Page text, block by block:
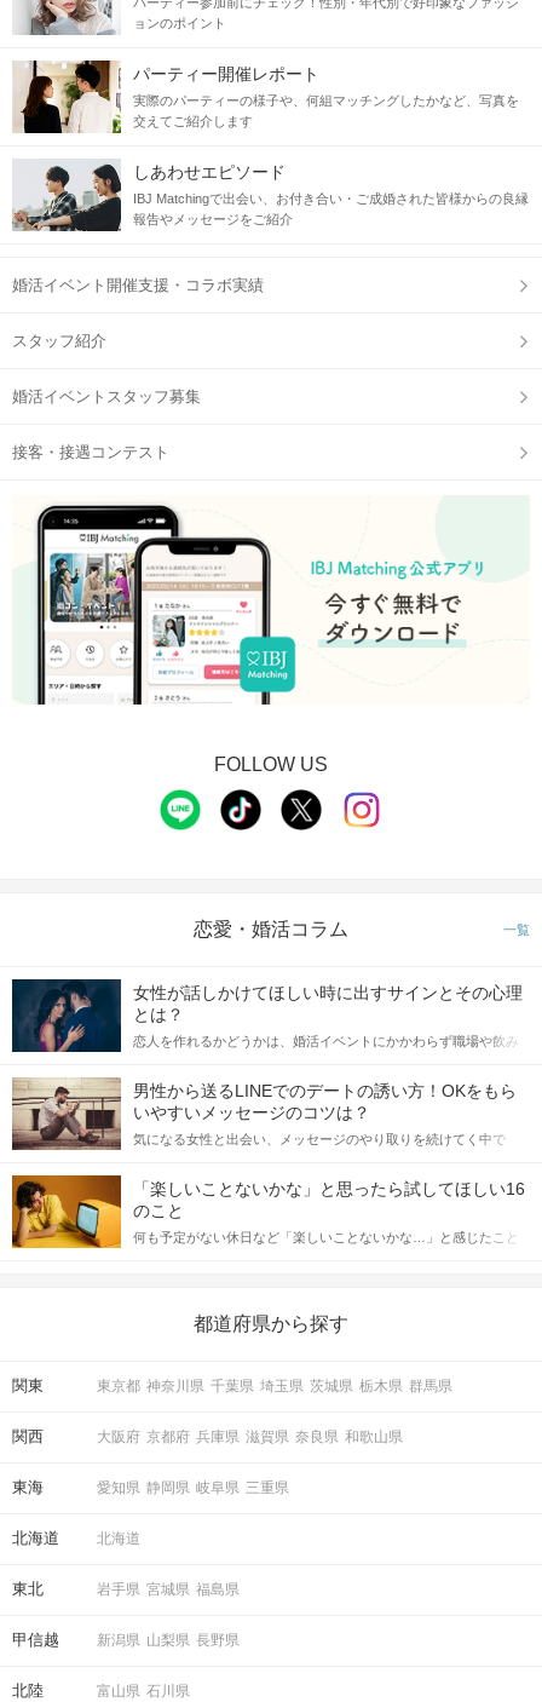
ョンのポイント
パーティー開催レポート
実際のパーティーの様子や、何組マッチングしたかなど、写真を
交えてご紹介します
しあわせエピソード
IBJ Matchingで出会い、お付き合い・ご成婚された皆様からの良縁
報告やメッセージをご紹介
婚活イベント開催支援・コラボ実績
スタッフ紹介
婚活イベントスタッフ募集
接客・接遇コンテスト
FOLLOW US
恋愛・婚活コラム 一覧
女性が話しかけてほしい時に出すサインとその心理
とは？
恋人を作れるかどうかは、婚活イベントにかかわらず職場や飲み
てアプローチできるかにも左右されます。 これから恋人作りを本
格的に始めようとしている方は、女性が異性を求めて出すサイン
をしっかりと理解し、正しい行動に移せるかどうかが重要。 この
記事では、女性が話しかけて欲しい時に出すサインとその心理を
合にどのような行動に繋げるべきかをご紹介していきます。
男性から送るLINEでのデートの誘い方！OKをもら
いやすいメッセージのコツは？
気になる女性と出会い、メッセージのやり取りを続けてく中で
しかし、中には「どう誘ったらいいの？」とお困りの男性もいら
っしゃるのではないでしょうか。 そこで今回は、男性から女性へ
送るLINEでのデートの誘い方のコツをご紹介します。例文も混じ
えながら解説するので、ぜひ参考にしてください。
「楽しいことないかな」と思ったら試してほしい16
のこと
何も予定がない休日など「楽しいことないかな…」と感じたこと
の楽しいことアイデアを集めました♪ いままさに楽しいことを探し
都道府県から探す
関東 東京都 神奈川県 千葉県 埼玉県 茨城県 栃木県 群馬県
関西 大阪府 京都府 兵庫県 滋賀県 奈良県 和歌山県
東海 愛知県 静岡県 岐阜県 三重県
北海道 北海道
東北 岩手県 宮城県 福島県
甲信越 新潟県 山梨県 長野県
北陸 富山県 石川県